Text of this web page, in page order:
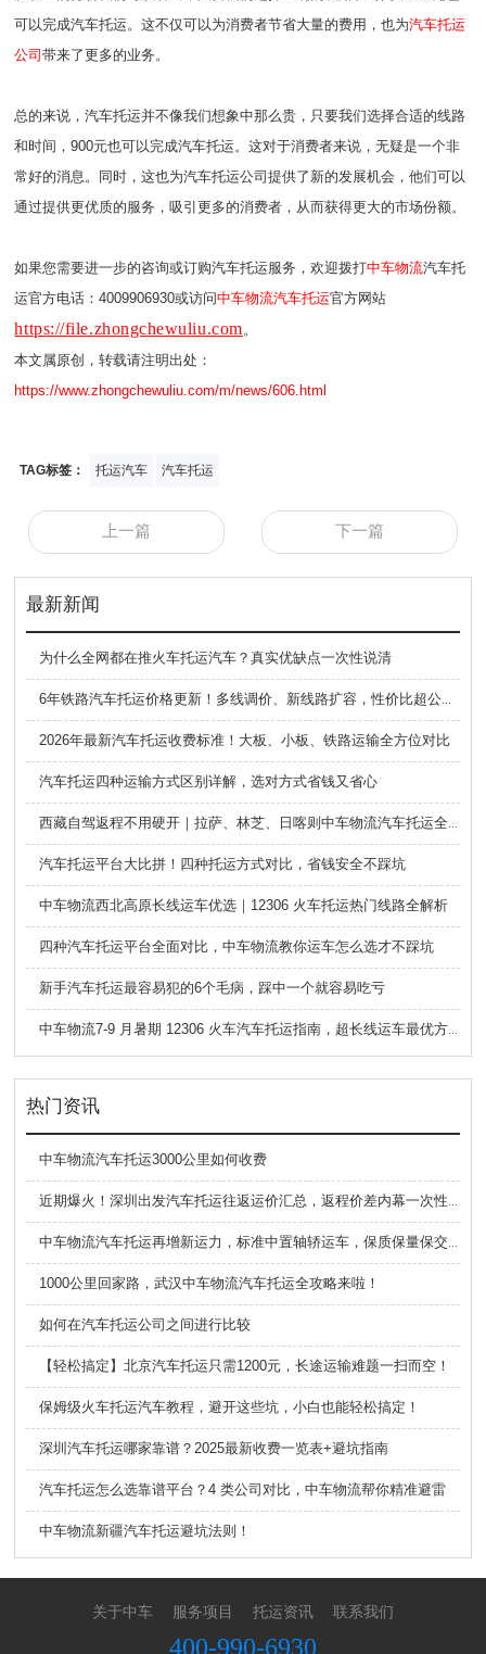
可以完成汽车托运。这不仅可以为消费者节省大量的费用，也为汽车托运
公司带来了更多的业务。
总的来说，汽车托运并不像我们想象中那么贵，只要我们选择合适的线路
和时间，900元也可以完成汽车托运。这对于消费者来说，无疑是一个非
常好的消息。同时，这也为汽车托运公司提供了新的发展机会，他们可以
通过提供更优质的服务，吸引更多的消费者，从而获得更大的市场份额。
如果您需要进一步的咨询或订购汽车托运服务，欢迎拨打中车物流汽车托
运官方电话：4009906930或访问中车物流汽车托运官方网站
https://file.zhongchewuliu.com。
本文属原创，转载请注明出处：
https://www.zhongchewuliu.com/m/news/606.html
TAG标签： 托运汽车 汽车托运
上一篇 下一篇
最新新闻
为什么全网都在推火车托运汽车？真实优缺点一次性说清
6年铁路汽车托运价格更新！多线调价、新线路扩容，性价比超公路大板车
2026年最新汽车托运收费标准！大板、小板、铁路运输全方位对比
汽车托运四种运输方式区别详解，选对方式省钱又省心
西藏自驾返程不用硬开｜拉萨、林芝、日喀则中车物流汽车托运全指南
汽车托运平台大比拼！四种托运方式对比，省钱安全不踩坑
中车物流西北高原长线运车优选｜12306 火车托运热门线路全解析
四种汽车托运平台全面对比，中车物流教你运车怎么选才不踩坑
新手汽车托运最容易犯的6个毛病，踩中一个就容易吃亏
中车物流7-9 月暑期 12306 火车汽车托运指南，超长线运车最优方案
热门资讯
中车物流汽车托运3000公里如何收费
1000公里回家路，武汉中车物流汽车托运全攻略来啦！
如何在汽车托运公司之间进行比较
【轻松搞定】北京汽车托运只需1200元，长途运输难题一扫而空！
保姆级火车托运汽车教程，避开这些坑，小白也能轻松搞定！
深圳汽车托运哪家靠谱？2025最新收费一览表+避坑指南
汽车托运怎么选靠谱平台？4 类公司对比，中车物流帮你精准避雷
中车物流新疆汽车托运避坑法则！
关于中车 服务项目 托运资讯 联系我们
400-990-6930